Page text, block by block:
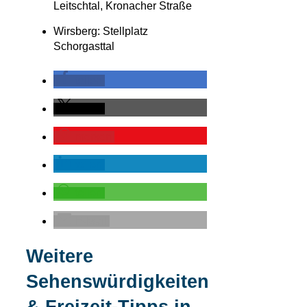
Leitschtal, Kronacher Straße
Wirsberg: Stellplatz
Schorgasttal
Weitere
Sehenswürdigkeiten